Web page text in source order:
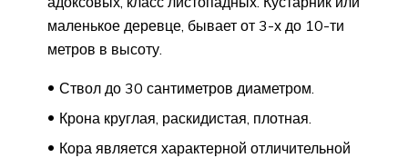
маленькое деревце, бывает от 3-х до 10-ти
метров в высоту.
Ствол до 30 сантиметров диаметром.
Крона круглая, раскидистая, плотная.
Кора является характерной отличительной